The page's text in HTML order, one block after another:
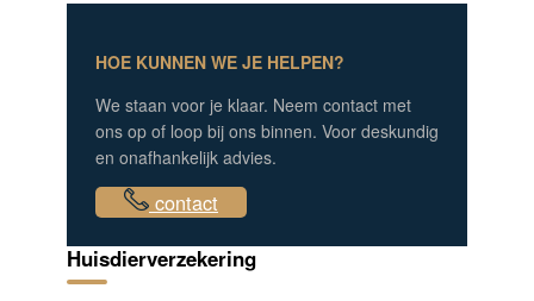
HOE KUNNEN WE JE HELPEN?
We staan voor je klaar. Neem contact met
ons op of loop bij ons binnen. Voor deskundig
en onafhankelijk advies.
contact
Huisdierverzekering